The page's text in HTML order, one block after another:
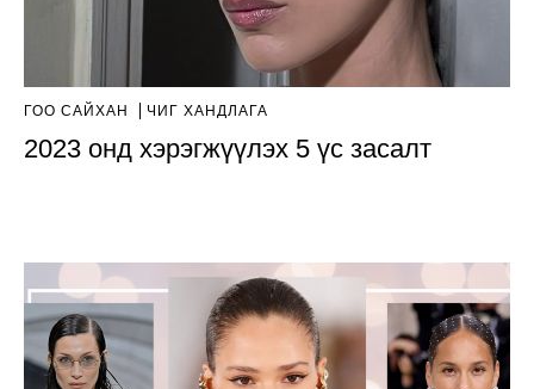
ГОО САЙХАН ЧИГ ХАНДЛАГА
2023 онд хэрэгжүүлэх 5 үс засалт